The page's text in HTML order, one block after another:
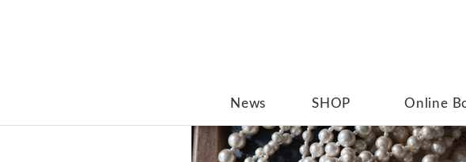
News SHOP Online